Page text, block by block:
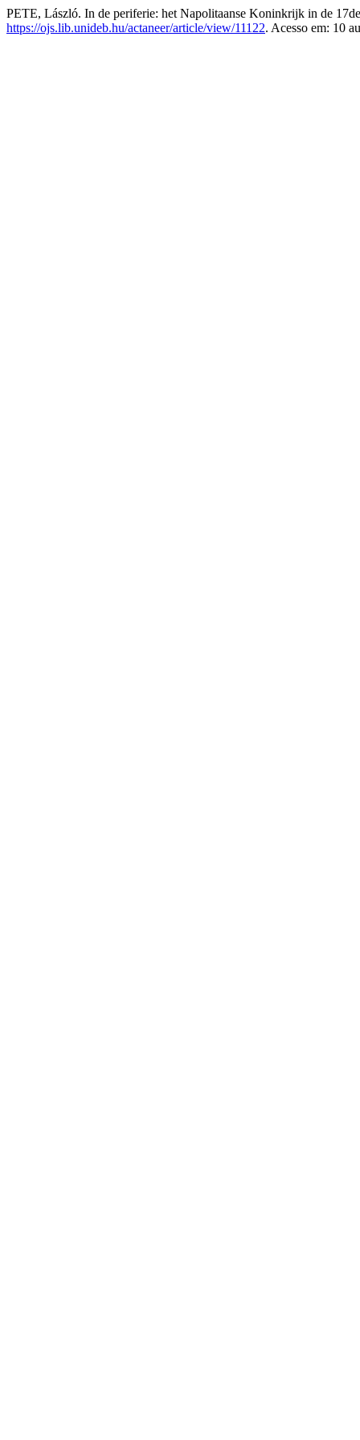
PETE, László. In de periferie: het Napolitaanse Koninkrijk in de
https://ojs.lib.unideb.hu/actaneer/article/view/11122. Acesso em: 10